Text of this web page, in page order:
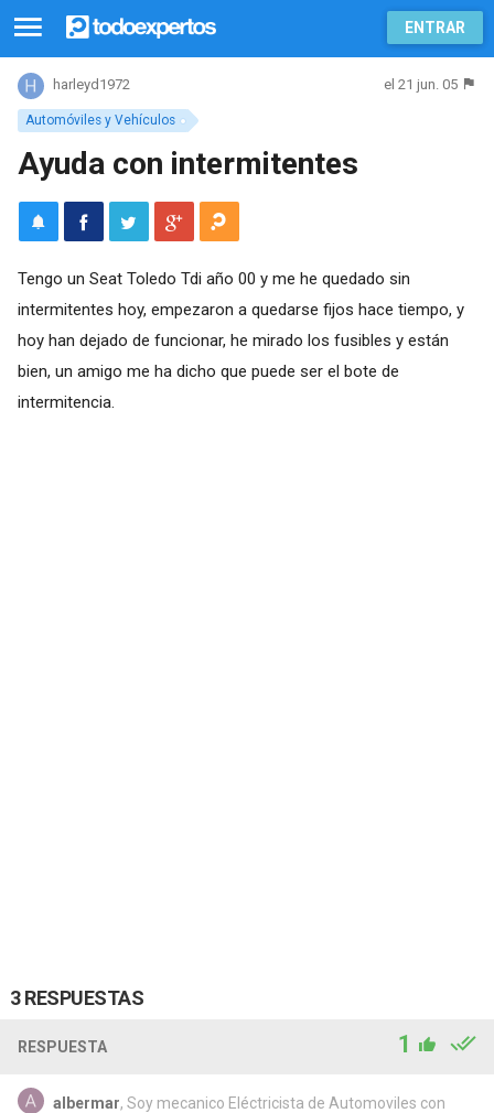
ENTRAR
Automóviles y Vehículos
harleyd1972 el 21 jun. 05
Ayuda con intermitentes
Tengo un Seat Toledo Tdi año 00 y me he quedado sin
intermitentes hoy, empezaron a quedarse fijos hace tiempo, y
hoy han dejado de funcionar, he mirado los fusibles y están
bien, un amigo me ha dicho que puede ser el bote de
intermitencia.
3 RESPUESTAS
RESPUESTA 1
albermar, Soy mecanico Eléctricista de Automoviles con